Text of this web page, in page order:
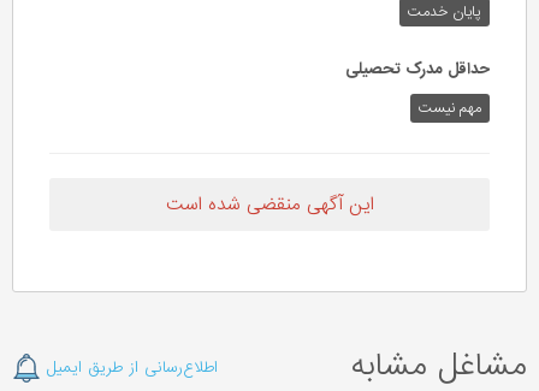
پایان خدمت
حداقل مدرک تحصیلی
مهم نیست
این آگهی منقضی شده است
مشاغل مشابه اطلاع‌رسانی از طریق ایمیل